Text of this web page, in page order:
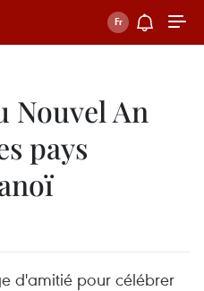
Nouvel An
pays
d'amitié pour célébrer